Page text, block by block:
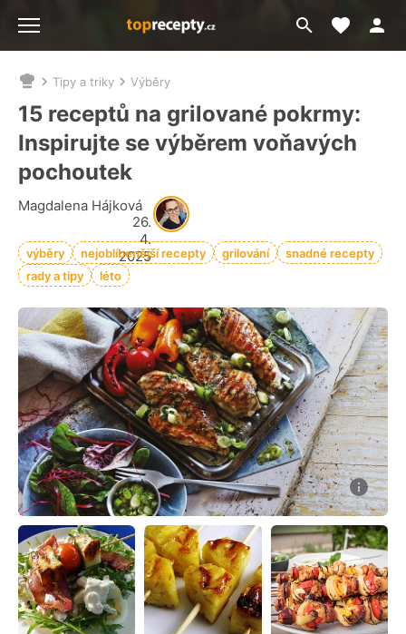
Přejít
na
Moje
Nacházíte
se
zde:
Tipy a triky Výběry
15 receptů na grilované pokrmy:
Inspirujte se výběrem voňavých
pochoutek
Magdalena Hájková
26.
4.
2025
výběry nejoblíbenější recepty grilování
snadné recepty
rady a tipy
léto